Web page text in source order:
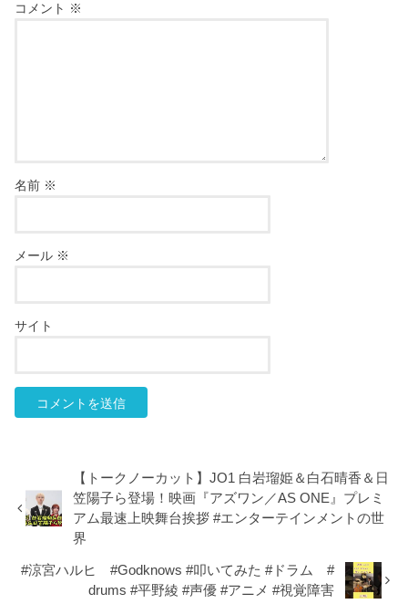
コメント ※
名前 ※
メール ※
サイト
【トークノーカット】JO1 白岩瑠姫＆白石晴香＆日
笠陽子ら登場！映画『アズワン／AS ONE』プレミ
アム最速上映舞台挨拶 #エンターテインメントの世
界
#涼宮ハルヒ #Godknows #叩いてみた #ドラム #
drums #平野綾 #声優 #アニメ #視覚障害